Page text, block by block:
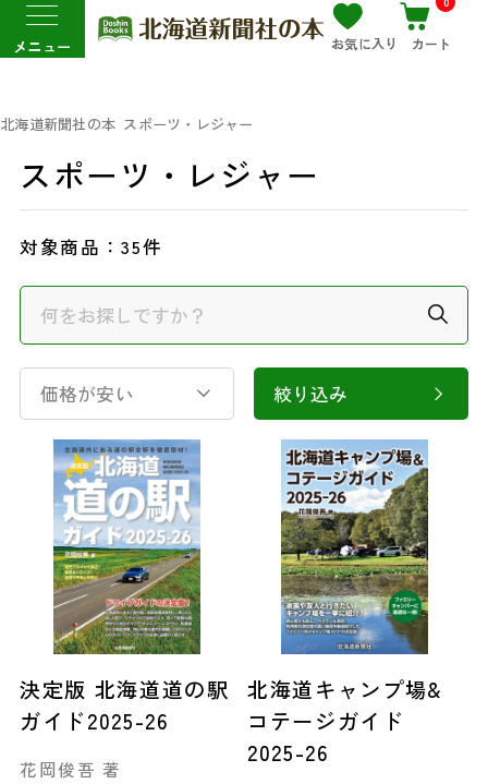
メニュー お気に入り カート
北海道新聞社の本 スポーツ・レジャー
スポーツ・レジャー
対象商品：35件
価格が安い 絞り込み
決定版 北海道道の駅
ガイド2025-26
花岡俊吾 著
北海道キャンプ場&
コテージガイド
2025-26